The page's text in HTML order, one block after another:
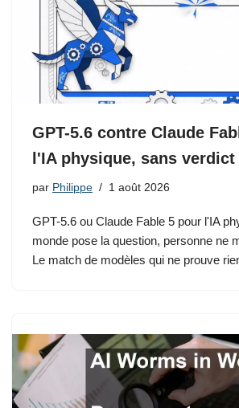
GPT-5.6 contre Claude
l'IA physique, sans verdict
par Philippe 1 août 2026
GPT-5.6 ou Claude Fable 5 pour l'IA
monde pose la question, personne ne
Le match de modèles qui ne prouve